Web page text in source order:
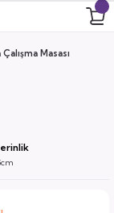
Çalışma Masası